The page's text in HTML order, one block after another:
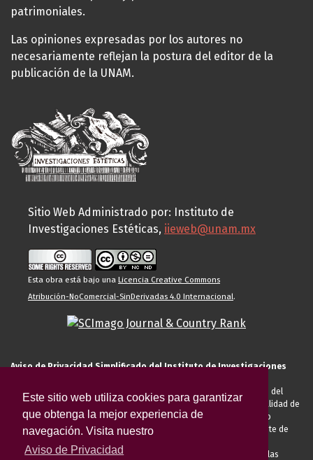
Este sitio web utiliza cookies para garantizar
que obtenga la mejor experiencia de
navegación. Visita nuestro
Aviso de Privacidad
patrimoniales.
Las opiniones expresadas por los autores no
necesariamente reflejan la postura del editor de la
publicación de la UNAM.
Sitio Web Administrado por: Instituto de
Investigaciones Estéticas, iieweb@unam.mx
Esta obra está bajo una Licencia Creative Commons
Atribución-NoComercial-SinDerivadas 4.0 Internacional.
Aviso de Privacidad Simplificado del Instituto de Investigaciones
El Instituto de Investigaciones Estéticas de la UNAM, es responsable del
tratamiento de sus datos personales para el registro de usted en calidad de
alumno, docente, personal de la entidad académica, conferencista o
invitado externo (nacional o extranjero), visitante, proveedor o cliente de
anteriormente descritas u otras aquellas exigidas legalmente o por las